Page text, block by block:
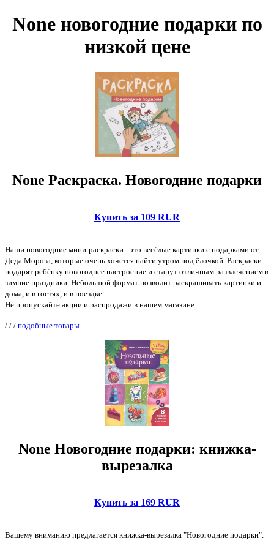
None новогодние подарки по
низкой цене
None Раскраска. Новогодние подарки
Купить за 109 RUR
Наши новогодние мини-раскраски - это весёлые картинки с подарками от
Деда Мороза, которые очень хочется найти утром под ёлочкой. Раскраски
подарят ребёнку новогоднее настроение и станут отличным развлечением в
зимние праздники. Небольшой формат позволит раскрашивать картинки и
дома, и в гостях, и в поездке.
Не пропускайте акции и распродажи в нашем магазине.
/ / / подобные товары
None Новогодние подарки: книжка-
вырезалка
Купить за 169 RUR
Вашему вниманию предлагается книжка-вырезалка "Новогодние подарки".